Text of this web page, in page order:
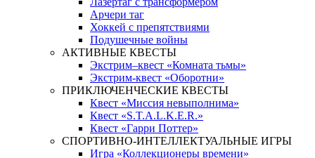
Арчери таг
Хоккей с препятствиями
Подушечные войны
АКТИВНЫЕ КВЕСТЫ
Экстрим–квест «Комната тьмы»
Экстрим-квест «Оборотни»
ПРИКЛЮЧЕНЧЕСКИЕ КВЕСТЫ
Квест «Миссия невыполнима»
Квест «S.T.A.L.K.E.R.»
Квест «Гарри Поттер»
СПОРТИВНО-ИНТЕЛЛЕКТУАЛЬНЫЕ ИГРЫ
Игра «Коллекционеры времени»